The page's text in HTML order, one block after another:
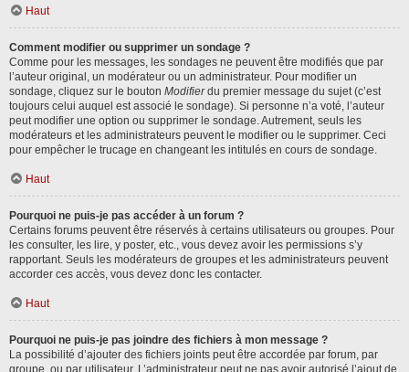
Haut
Comment modifier ou supprimer un sondage ?
Comme pour les messages, les sondages ne peuvent être modifiés que par
l’auteur original, un modérateur ou un administrateur. Pour modifier un
sondage, cliquez sur le bouton Modifierdu premier message du sujet (c’est
toujours celui auquel est associé le sondage). Si personne n’a voté, l’auteur
peut modifier une option ou supprimer le sondage. Autrement, seuls les
modérateurs et les administrateurs peuvent le modifier ou le supprimer. Ceci
pour empêcher le trucage en changeant les intitulés en cours de sondage.
Haut
Pourquoi ne puis-je pas accéder à un forum ?
Certains forums peuvent être réservés à certains utilisateurs ou groupes. Pour
les consulter, les lire, y poster, etc., vous devez avoir les permissions s’y
rapportant. Seuls les modérateurs de groupes et les administrateurs peuvent
accorder ces accès, vous devez donc les contacter.
Haut
Pourquoi ne puis-je pas joindre des fichiers à mon message ?
La possibilité d’ajouter des fichiers joints peut être accordée par forum, par
groupe, ou par utilisateur. L’administrateur peut ne pas avoir autorisé l’ajout de